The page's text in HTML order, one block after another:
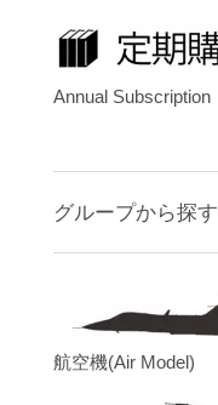
Annual Subscription
グループから探す
航空機(Air Model)